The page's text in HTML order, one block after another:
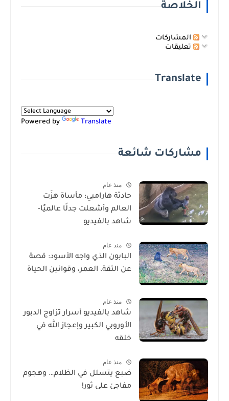
الخلاصة
المشاركات
تعليقات
Translate
Powered by Translate
مشاركات شائعة
منذ عام
حادثة هارامبي: مأساة هزّت
العالم وأشعلت جدلًا عالميًا-
شاهد بالفيديو
منذ عام
البابون الذي واجه الأسود: قصة
عن الثقة، العمر، وقوانين الحياة
منذ عام
شاهد بالفيديو أسرار تزاوج الدبور
الأوروبي الكبير وإعجاز الله في
خلقه
منذ عام
ضبع يتسلل في الظلام… وهجوم
مفاجئ على ثور!